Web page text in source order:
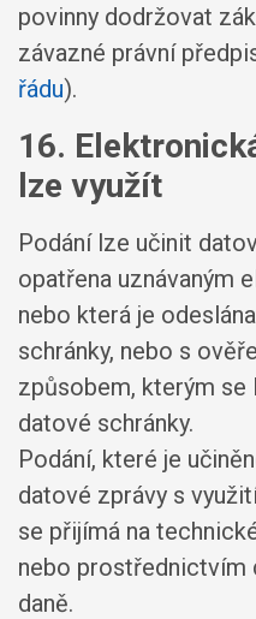
povinny dodržovat
závazné právní
řádu).
16.
lze využít
Podání lze učinit
opatřena uznávaným
nebo která je
schránky, nebo s
způsobem, kterým
datové schránky.
Podání, které je
datové zprávy s
se přijímá na
nebo prostřednictvím
daně.